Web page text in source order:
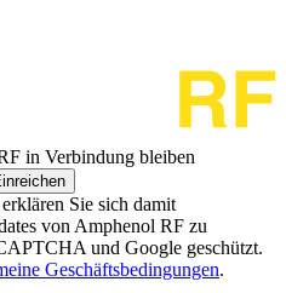
in Verbindung bleiben
Sie sich damit
von Amphenol RF zu
und Google geschützt.
Geschäftsbedingungen.